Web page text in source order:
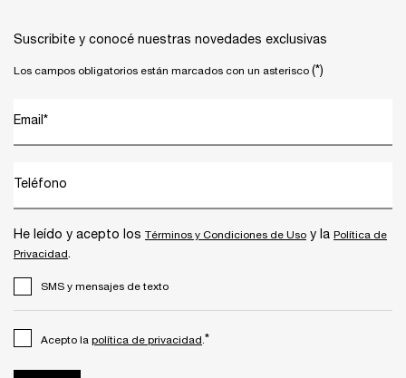
Suscribite y conocé nuestras novedades exclusivas
Los campos obligatorios están marcados con un asterisco (*)
Email *
Teléfono
He leído y acepto los Términos y Condiciones de Uso y la Política de
Privacidad.
SMS y mensajes de texto
Acepto la política de privacidad.*